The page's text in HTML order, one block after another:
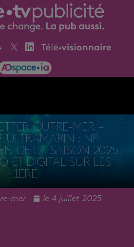
OUTRE-MER –
ULTRAMARIN : NE
DE LA SAISON 2025
ET DIGITAL SUR LES
1ÈRE
mer le 4 juillet 2025